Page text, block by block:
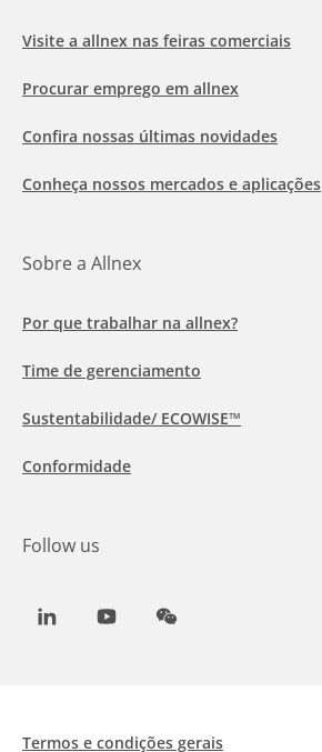
Visite a allnex nas feiras comerciais
Procurar emprego em allnex
Confira nossas últimas novidades
Conheça nossos mercados e aplicações
Sobre a Allnex
Por que trabalhar na allnex?
Time de gerenciamento
Sustentabilidade/ ECOWISE™
Conformidade
Follow us
LinkedInYoutubeWeChat
Termos e condições gerais